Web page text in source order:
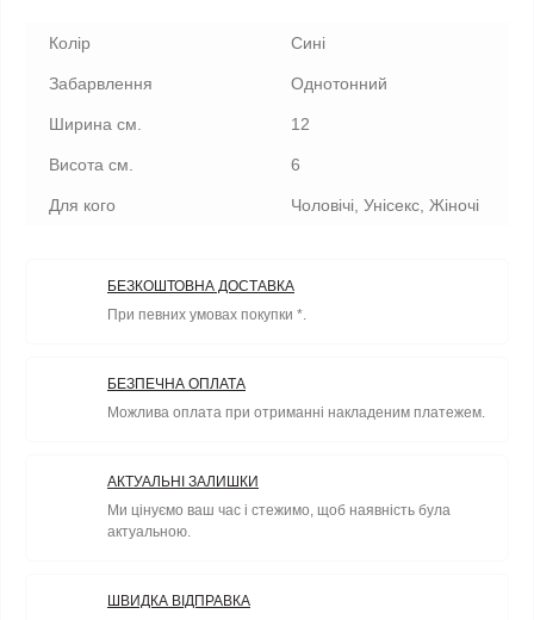
Колір Сині
Забарвлення Однотонний
Ширина см. 12
Висота см. 6
Для кого Чоловічі, Унісекс, Жіночі
БЕЗКОШТОВНА ДОСТАВКА
При певних умовах покупки *.
БЕЗПЕЧНА ОПЛАТА
Можлива оплата при отриманні накладеним платежем.
АКТУАЛЬНІ ЗАЛИШКИ
Ми цінуємо ваш час і стежимо, щоб наявність була
актуальною.
ШВИДКА ВІДПРАВКА